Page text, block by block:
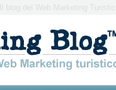
del Web Marketing Turistico